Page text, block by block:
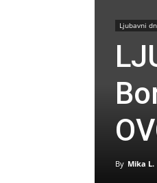
Ljubavni
By Mika L.